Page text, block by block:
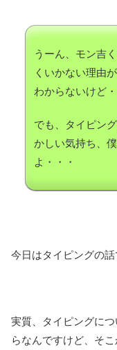
うーん、モン吉
くいかない理由
わからないけど・
でも、タイピン
かしい気持ち、
よ・・・
今日はタイピングの話
実質、タイピングに
らなんですけど、そ